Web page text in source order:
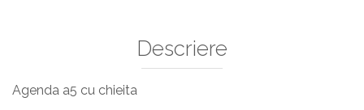
Descriere
Agenda a5 cu chieita